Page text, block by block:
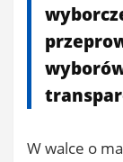
W walce o